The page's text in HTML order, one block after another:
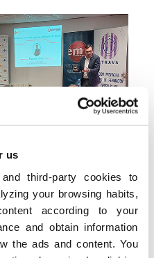
us
third-party cookies to
your browsing habits,
according to your
and obtain information
the ads and content. You
ocupó con la conferencia